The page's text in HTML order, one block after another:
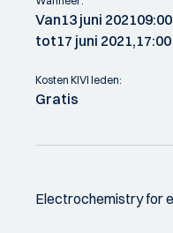
Van13 juni 2021
tot17 juni 2021,
Kosten KIVI leden:
Gratis
Electrochemistry for